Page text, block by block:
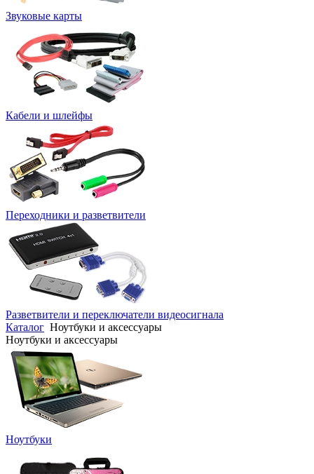
Звуковые карты
Кабели и шлейфы
Переходники и разветвители
Разветвители и переключатели видеосигнала
Каталог Ноутбуки и аксессуары
Ноутбуки и аксессуары
Ноутбуки